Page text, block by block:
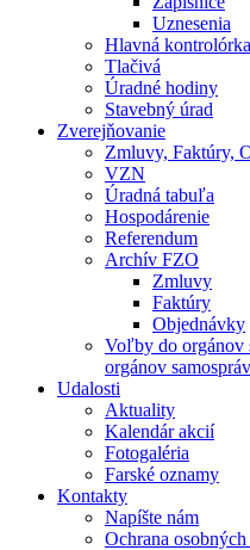
Uznesenia
Hlavná kontrolórka
Tlačivá
Úradné hodiny
Stavebný úrad
Zverejňovanie
Zmluvy, Faktúry,
VZN
Úradná tabuľa
Hospodárenie
Referendum
Archív FZO
Zmluvy
Faktúry
Objednávky
Voľby do orgánov
orgánov
Udalosti
Aktuality
Kalendár akcií
Fotogaléria
Farské oznamy
Kontakty
Napíšte nám
Ochrana